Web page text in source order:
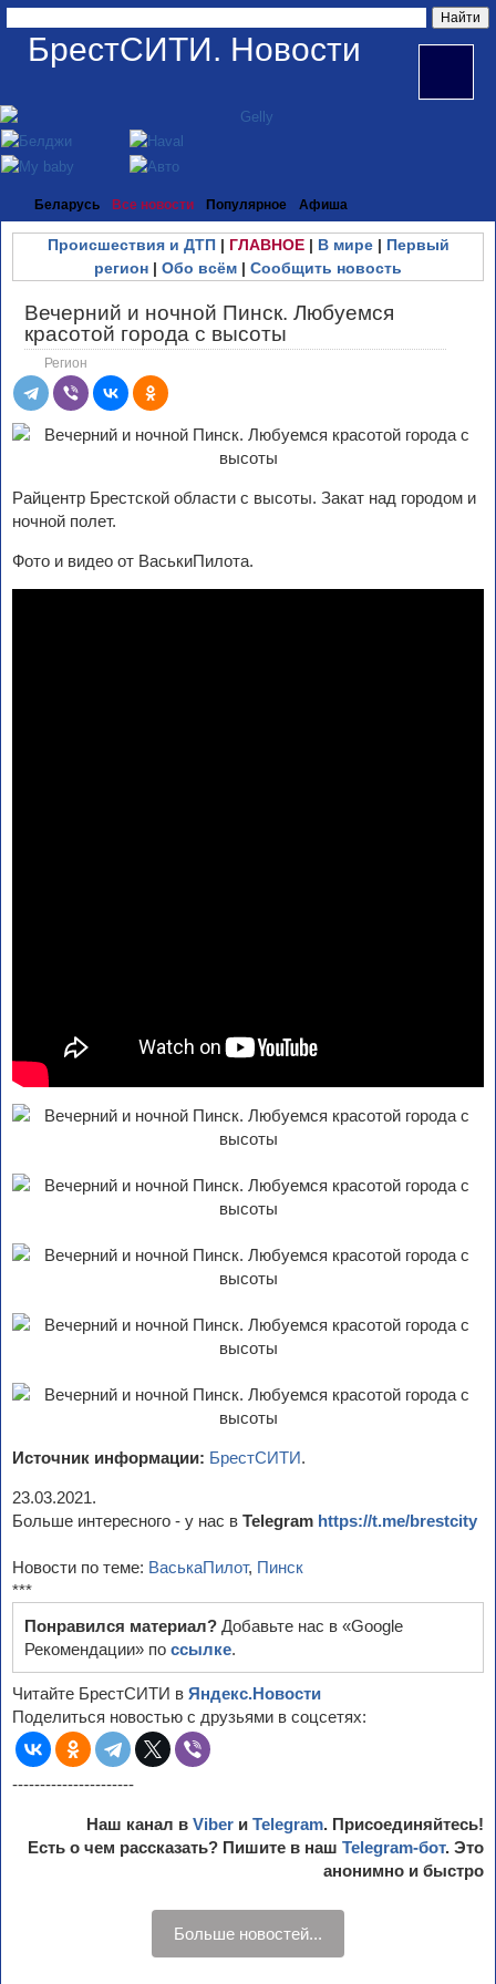
БрестСИТИ. Новости
Беларусь Все новости Популярное Афиша
Происшествия и ДТП| ГЛАВНОЕ| В мире| Первый
регион | Обо всём | Сообщить новость
Вечерний и ночной Пинск. Любуемся
красотой города с высоты
Регион
Райцентр Брестской области с высоты. Закат над городом и
ночной полет.
Фото и видео от ВаськиПилота.
Источник информации: БрестСИТИ.
23.03.2021.
Больше интересного - у нас в Telegram https://t.me/brestcity
Новости по теме: ВаськаПилот, Пинск
***
Понравился материал? Добавьте нас в «Google
Рекомендации» по ссылке.
Читайте БрестСИТИ в Яндекс.Новости
Поделиться новостью с друзьями в соцсетях:
----------------------
Наш канал в Viber и Telegram. Присоединяйтесь!
Есть о чем рассказать? Пишите в наш Telegram-бот. Это
анонимно и быстро
Больше новостей...